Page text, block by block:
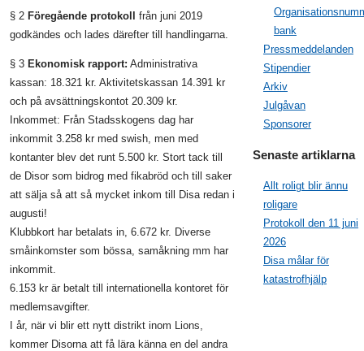
§ 2Föregående protokoll från juni 2019
godkändes och lades därefter till handlingarna.
§ 3Ekonomisk rapport: Administrativa
kassan: 18.321 kr. Aktivitetskassan 14.391 kr
och på avsättningskontot 20.309 kr.
Inkommet: Från Stadsskogens dag har
inkommit 3.258 kr med swish, men med
kontanter blev det runt 5.500 kr. Stort tack till
de Disor som bidrog med fikabröd och till saker
att sälja så att så mycket inkom till Disa redan i
augusti!
Klubbkort har betalats in, 6.672 kr. Diverse
småinkomster som bössa, samåkning mm har
inkommit.
6.153 kr är betalt till internationella kontoret för
medlemsavgifter.
I år, när vi blir ett nytt distrikt inom Lions,
kommer Disorna att få lära känna en del andra
bank
Pressmeddelanden
Stipendier
Arkiv
Julgåvan
Sponsorer
Senaste artiklarna
Allt roligt blir ännu
roligare
Protokoll den 11 juni
2026
Disa målar för
katastrofhjälp